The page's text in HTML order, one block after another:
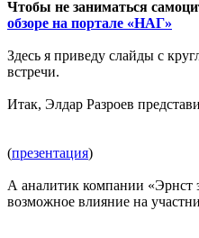
Чтобы не заниматься
обзоре на портале «НАГ»
Здесь я приведу слайды с
встречи.
Итак, Элдар Разроев
(презентация)
А аналитик компании «Эрнст
возможное влияние на